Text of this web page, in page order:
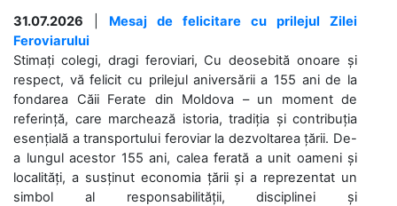
31.07.2026
Mesaj de felicitare cu prilejul Zilei
Feroviarului
Stimați colegi, dragi feroviari, Cu deosebită onoare și
respect, vă felicit cu prilejul aniversării a 155 ani de la
fondarea Căii Ferate din Moldova – un moment de
referință, care marchează istoria, tradiția și contribuția
esențială a transportului feroviar la dezvoltarea țării. De-
a lungul acestor 155 ani, calea ferată a unit oameni și
localități, a susținut economia țării și a reprezentat un
simbol al responsabilității, disciplinei și